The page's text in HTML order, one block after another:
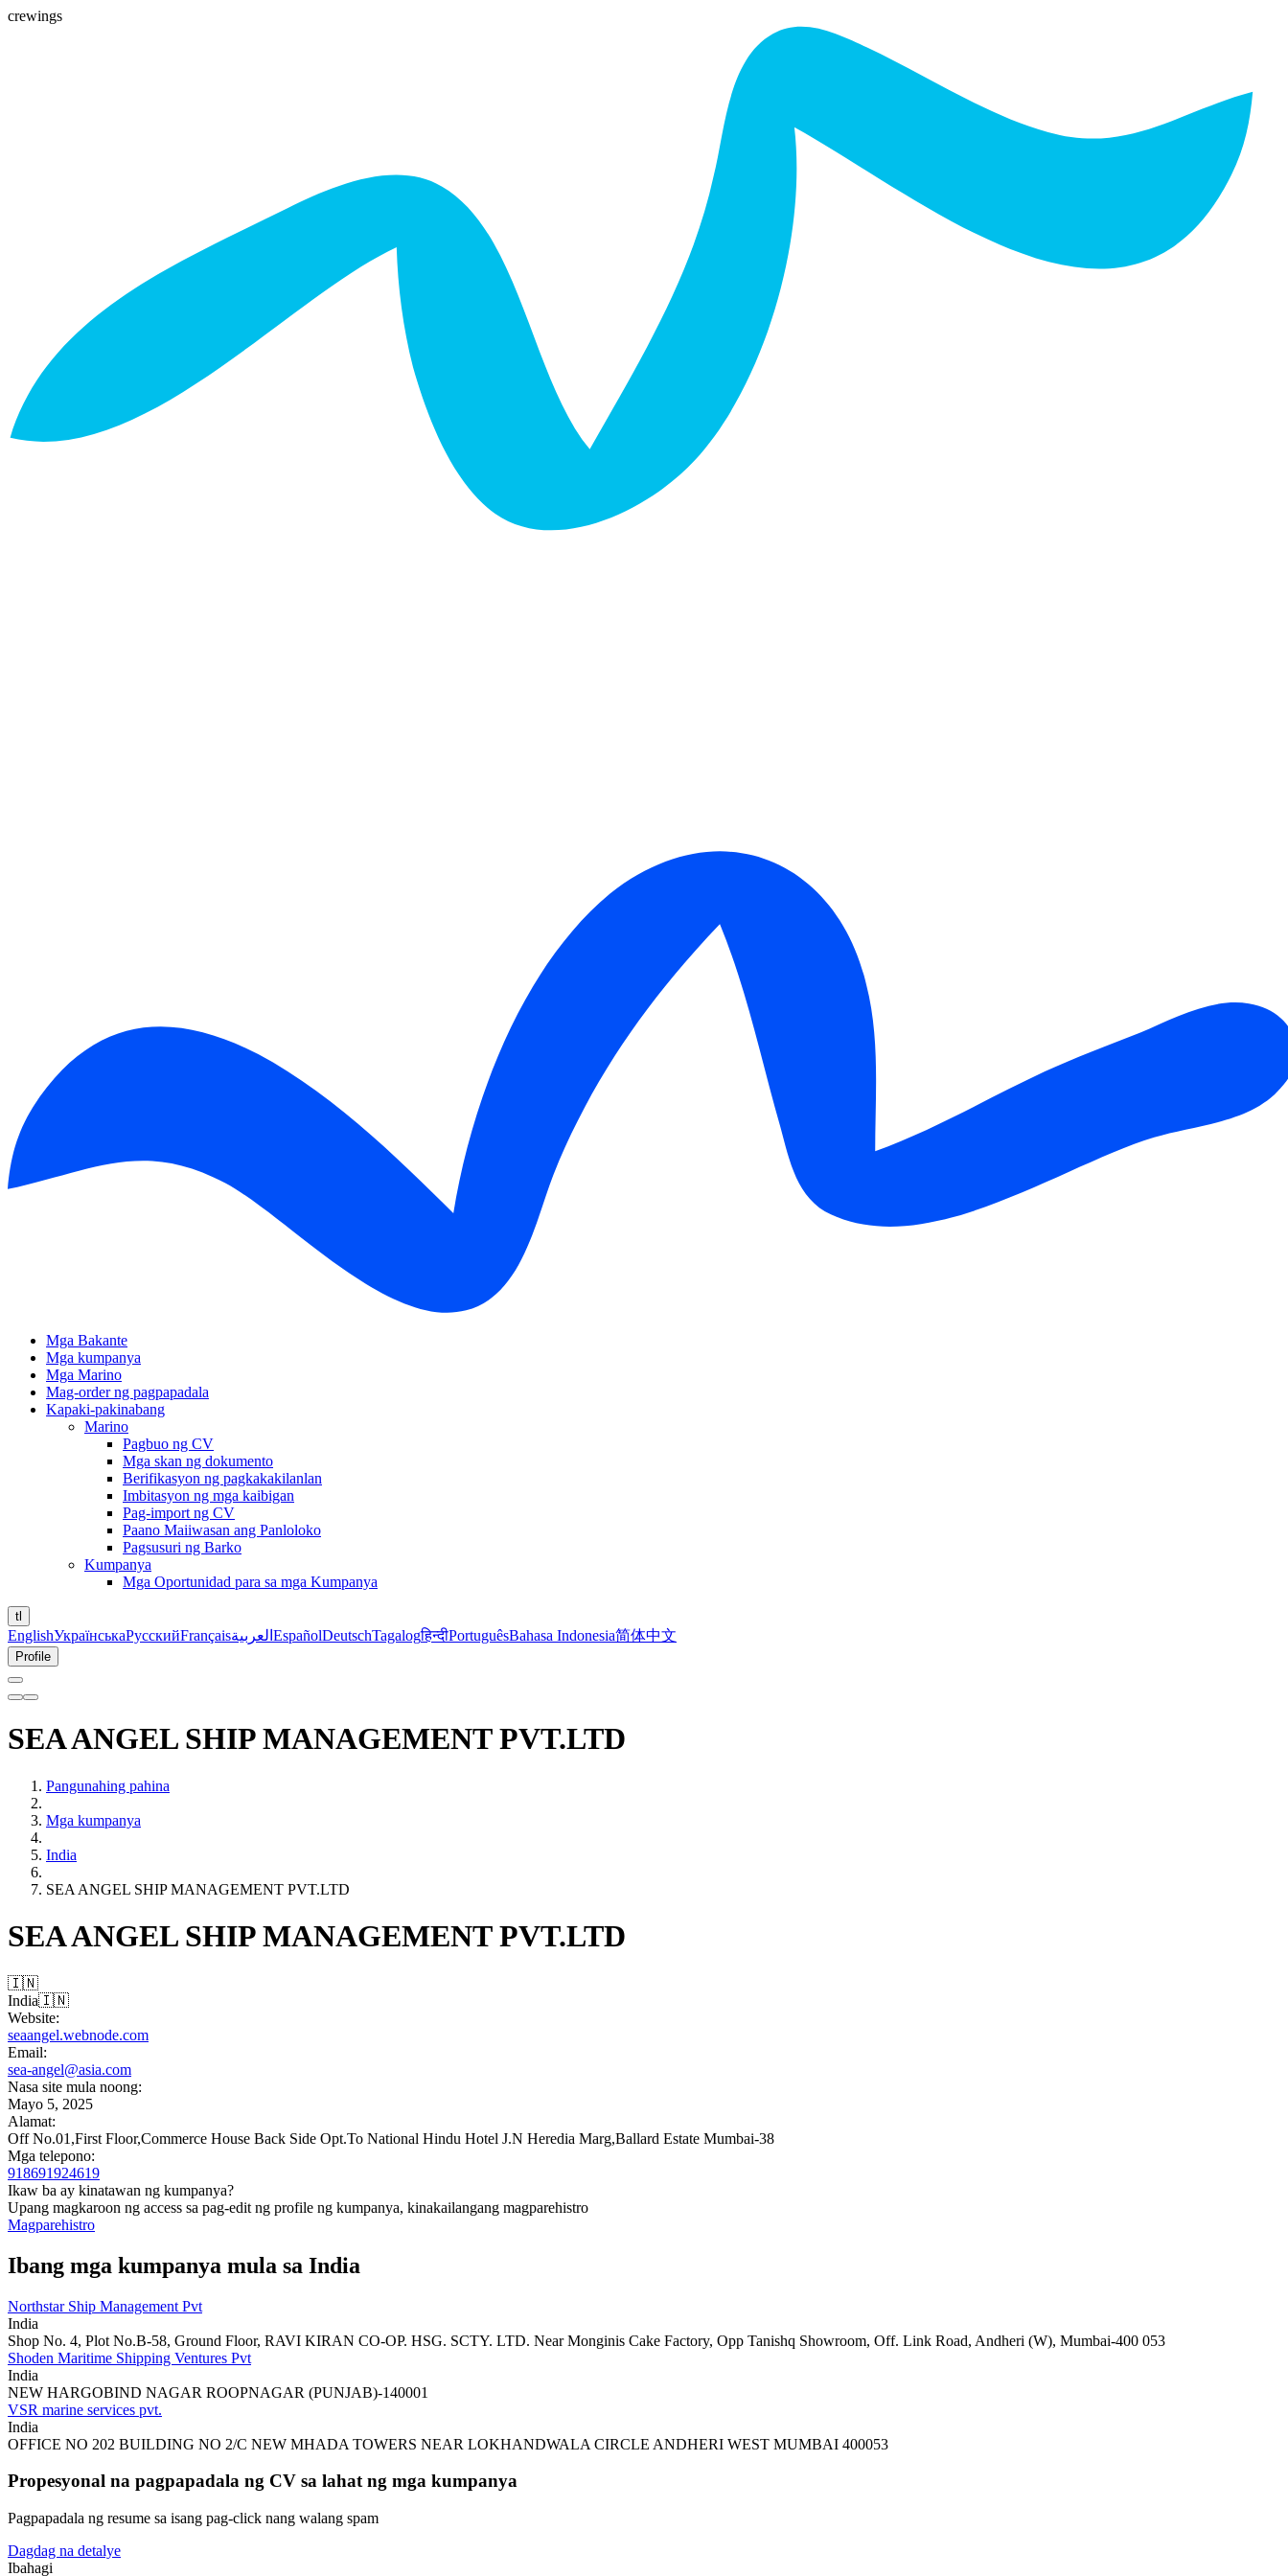
crewings
Mga Bakante
Mga kumpanya
Mga Marino
Mag-order ng pagpapadala
Kapaki-pakinabang
Marino
Pagbuo ng CV
Mga skan ng dokumento
Berifikasyon ng pagkakakilanlan
Imbitasyon ng mga kaibigan
Pag-import ng CV
Paano Maiiwasan ang Panloloko
Pagsusuri ng Barko
Kumpanya
Mga Oportunidad para sa mga Kumpanya
tl
EnglishУкраїнськаРусскийFrançaisالعربية EspañolDeutschTagalogहिन्दीPortuguêsBahasa Indonesia简体中文
Profile
SEA ANGEL SHIP MANAGEMENT PVT.LTD
Pangunahing pahina
Mga kumpanya
India
SEA ANGEL SHIP MANAGEMENT PVT.LTD
SEA ANGEL SHIP MANAGEMENT PVT.LTD
🇮🇳
India🇮🇳
Website:
seaangel.webnode.com
Email:
sea-angel@asia.com
Nasa site mula noong:
Mayo 5, 2025
Alamat:
Off No.01,First Floor,Commerce House Back Side Opt.To National Hindu Hotel J.N Heredia Marg,Ballard Estate Mumbai-38
Mga telepono:
918691924619
Ikaw ba ay kinatawan ng kumpanya?
Upang magkaroon ng access sa pag-edit ng profile ng kumpanya, kinakailangang magparehistro
Magparehistro
Ibang mga kumpanya mula sa India
Northstar Ship Management Pvt
India
Shop No. 4, Plot No.B-58, Ground Floor, RAVI KIRAN CO-OP. HSG. SCTY. LTD. Near Monginis Cake Factory, Opp Tanishq Showroom, Off. Link Road, Andheri (W), Mumbai-400 053
Shoden Maritime Shipping Ventures Pvt
India
NEW HARGOBIND NAGAR ROOPNAGAR (PUNJAB)-140001
VSR marine services pvt.
India
OFFICE NO 202 BUILDING NO 2/C NEW MHADA TOWERS NEAR LOKHANDWALA CIRCLE ANDHERI WEST MUMBAI 400053
Propesyonal na pagpapadala ng CV sa lahat ng mga kumpanya
Pagpapadala ng resume sa isang pag-click nang walang spam
Dagdag na detalye
Ibahagi